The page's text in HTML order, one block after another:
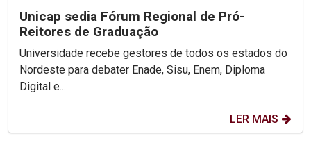
Unicap sedia Fórum Regional de Pró-
Reitores de Graduação
Universidade recebe gestores de todos os estados do
Nordeste para debater Enade, Sisu, Enem, Diploma
Digital e...
LER MAIS